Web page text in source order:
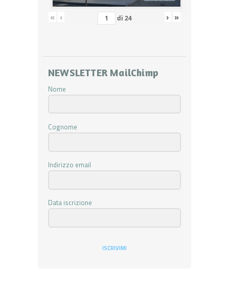
« ‹ di 24 › »
NEWSLETTER MailChimp
Nome
Cognome
Indirizzo email
Data iscrizione
ISCRIVIMI